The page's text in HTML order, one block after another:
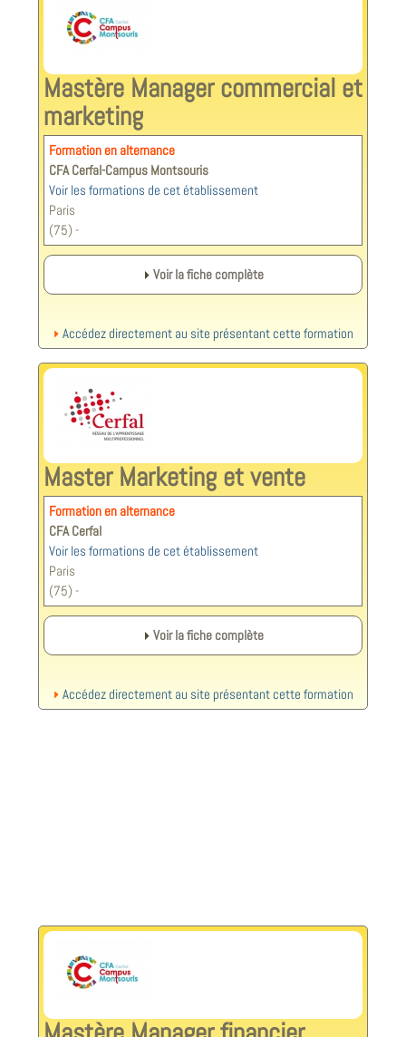
Mastère Manager commercial et
marketing
Formation en alternance
CFA Cerfal-Campus Montsouris
Voir les formations de cet établissement
Paris
(75) -
Voir la fiche complète
Accédez directement au site présentant cette formation
Master Marketing et vente
Formation en alternance
CFA Cerfal
Voir les formations de cet établissement
Paris
(75) -
Voir la fiche complète
Accédez directement au site présentant cette formation